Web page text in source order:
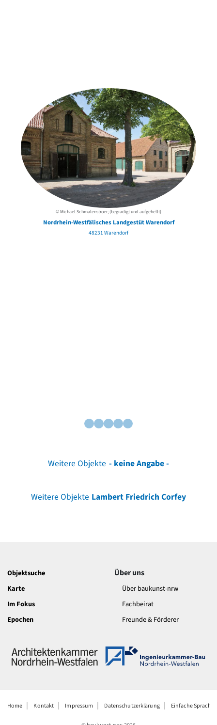
© Michael Schmalenstroer; (begradigt und aufgehellt)
Nordrhein-Westfälisches Landgestüt Warendorf
48231 Warendorf
Weitere Objekte - keine Angabe -
Weitere Objekte Lambert Friedrich Corfey
Objektsuche
Karte
Im Fokus
Epochen
Über uns
Über baukunst-nrw
Fachbeirat
Freunde & Förderer
Home Kontakt Impressum Datenschutzerklärung Einfache Sprache